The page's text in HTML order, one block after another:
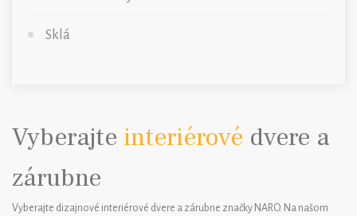
Sklá
Vyberajte interiérové dvere a
zárubne
Vyberajte dizajnové interiérové dvere a zárubne značky NARO. Na našom